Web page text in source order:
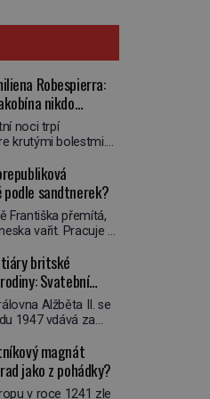
Robespierra:
nikdo
noci trpí
krutými bolestmi.
Když se
vzpomene si
pařížských
kterou před lety
mu
to
daleko,“
něm jiný významný
revolucionář,
Mirabeau […]
podle sandtnerek?
Františka přemítá,
vařit. Pracuje v
Zalistuje proto
ze „sandtnerek“.
že už
s lístky,“
si směrem ke
v prvních letech
fungoval kvůli
zboží přídělový
britské
Svatební
II. praskl
Alžběta II. se
1947 vdává za
Aby měla na
podle
vypůjčeného“, její
magnát
jako z pohádky?
v roce 1241 zle